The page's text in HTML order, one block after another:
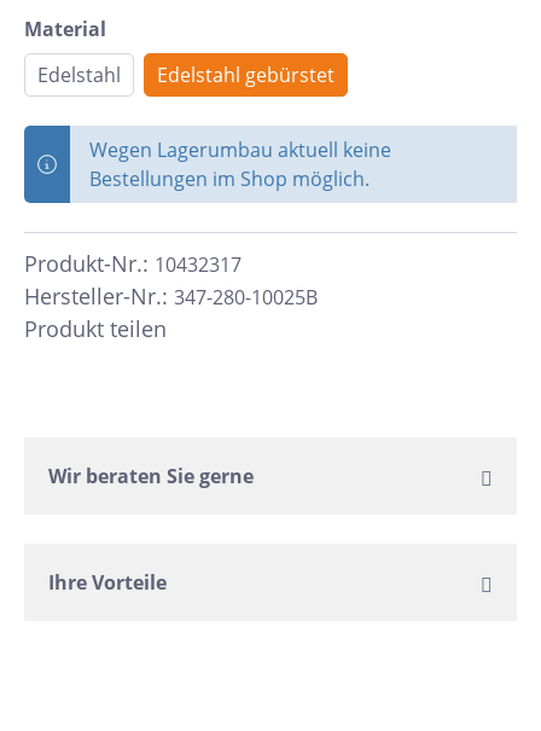
Material
Edelstahl
Edelstahl gebürstet
Wegen Lagerumbau aktuell keine
Bestellungen im Shop möglich.
Hersteller-Nr.: 347-280-10025B
Produkt-Nr.: 10432317
Produkt teilen
Wir beraten Sie gerne
Ihre Vorteile